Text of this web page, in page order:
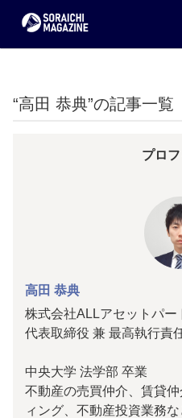
“高田 恭典”の記事一覧
プロ
高田 恭典
株式会社ALLアセットパー
代表取締役 兼 最高執行責
中央大学 法学部 卒業
不動産の売買仲介、賃貸
ィング、不動産投資業務な